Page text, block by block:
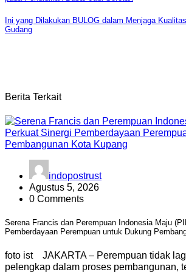
Ini yang Dilakukan BULOG dalam Menjaga
Gudang
Berita Terkait
indopostrust
Agustus 5, 2026
0 Comments
Serena Francis dan Perempuan Indonesia Maju
Pemberdayaan Perempuan untuk Dukung
foto ist JAKARTA – Perempuan tidak
pelengkap dalam proses pembangunan,